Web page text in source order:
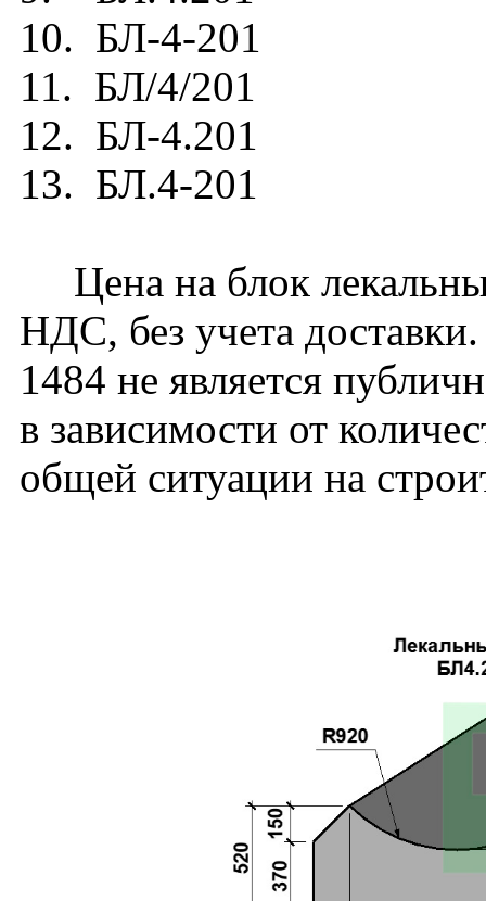
10. БЛ-4-201
11. БЛ/4/201
12. БЛ-4.201
13. БЛ.4-201
Цена на блок
НДС, без учета
1484 не является
в зависимости от
общей ситуации на